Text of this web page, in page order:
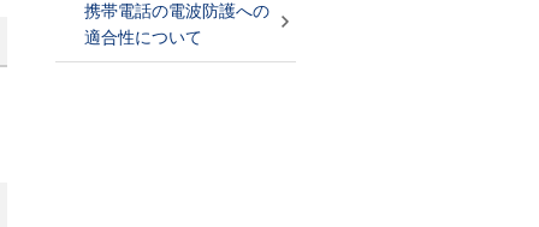
携帯電話の電波防護への
適合性について